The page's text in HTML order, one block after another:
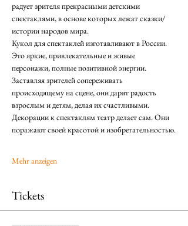
радует зрителя прекрасными детскими
спектаклями, в основе которых лежат сказки/
истории народов мира.
Кукол для спектаклей изготавливают в России.
Это яркие, привлекательные и живые
персонажи, полные позитивной энергии.
Заставляя зрителей сопереживать
происходящему на сцене, они дарят радость
взрослым и детям, делая их счастливыми.
Декорации к спектаклям театр делает сам. Они
поражают своей красотой и изобретательностью.
Mehr anzeigen
Tickets